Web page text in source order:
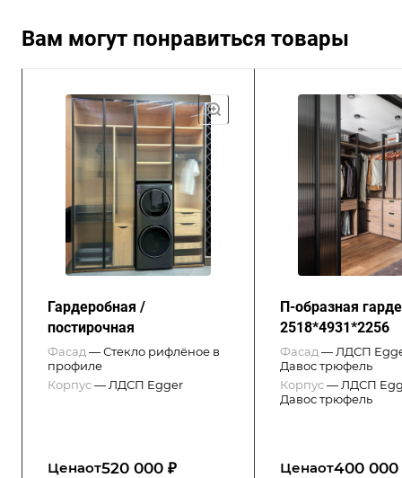
Вам могут понравиться товары
Гардеробная /
постирочная
Фасад —Стекло рифлёное в
профиле
Корпус— ЛДСП Egger
Ценаот520 000 ₽
П-образная
2518*4931*2256
Фасад — ЛДСП
Давос трюфель
Корпус— ЛДСП
Давос трюфель
Ценаот400 000